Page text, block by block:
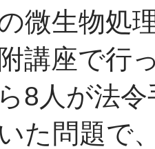
微生物処
講座で行
8人が法
た問題で